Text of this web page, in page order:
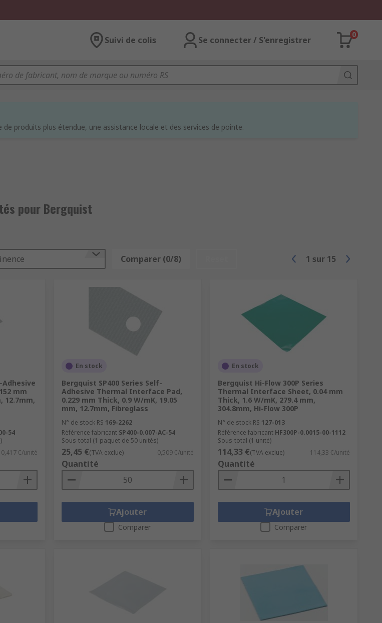
Suivi de colis Se connecter / S'enregistrer
0
produits plus étendue, une assistance locale et des services de pointe.
pour Bergquist
Comparer (0/8) 1 sur 15
Adhesive
mm
12.7mm,
54
0,417 €/unité
En stock
Bergquist SP400 Series Self-
Adhesive Thermal Interface Pad,
0.229 mm Thick, 0.9 W/mK, 19.05
mm, 12.7mm, Fibreglass
N° de stock RS 169-2262
Référence fabricant SP400-0.007-AC-54
Sous-total (1 paquet de 50 unités)
25,45 €(TVA exclue) 0,509 €/unité
Quantité
Ajouter
Comparer
En stock
Bergquist Hi-Flow 300P Series
Thermal Interface Sheet, 0.04 mm
Thick, 1.6 W/mK, 279.4 mm,
304.8mm, Hi-Flow 300P
N° de stock RS 127-013
Référence fabricant HF300P-0.0015-00-1112
Sous-total (1 unité)
114,33 €(TVA exclue) 114,33 €/unité
Quantité
Ajouter
Comparer